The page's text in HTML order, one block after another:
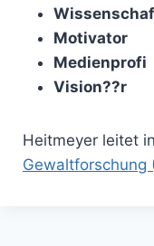
Motivator
Medienprofi
Vision??r
Heitmeyer leitet
Gewaltforschung